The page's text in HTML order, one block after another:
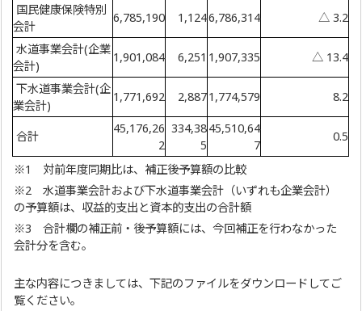
国民健康保険特別
会計
6,785,190 1,1246,786,314 △ 3.2
水道事業会計(企業
会計)
1,901,084 6,251 1,907,335 △ 13.4
下水道事業会計(企
業会計)
1,771,692 2,8871,774,579 8.2
合計
45,176,26
2
334,38
5
45,510,64
7
0.5
※1 対前年度同期比は、補正後予算額の比較
※2 水道事業会計および下水道事業会計（いずれも企業会計）
の予算額は、収益的支出と資本的支出の合計額
※3 合計欄の補正前・後予算額には、今回補正を行わなかった
会計分を含む。
主な内容につきましては、下記のファイルをダウンロードしてご
覧ください。